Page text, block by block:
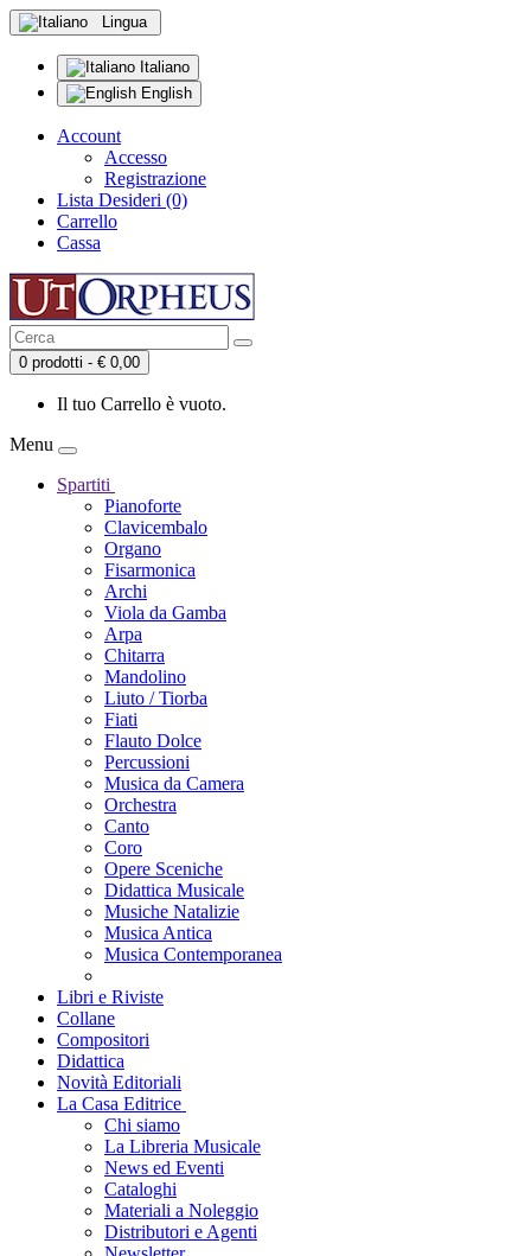
Lingua
Italiano
English
Account
Accesso
Registrazione
Lista Desideri (0)
Carrello
Cassa
0 prodotti - € 0,00
Il tuo Carrello è vuoto.
Menu
Spartiti
Pianoforte
Clavicembalo
Organo
Fisarmonica
Archi
Viola da Gamba
Arpa
Chitarra
Mandolino
Liuto / Tiorba
Fiati
Flauto Dolce
Percussioni
Musica da Camera
Orchestra
Canto
Coro
Opere Sceniche
Didattica Musicale
Musiche Natalizie
Musica Antica
Musica Contemporanea
Libri e Riviste
Collane
Compositori
Didattica
Novità Editoriali
La Casa Editrice
Chi siamo
La Libreria Musicale
News ed Eventi
Cataloghi
Materiali a Noleggio
Distributori e Agenti